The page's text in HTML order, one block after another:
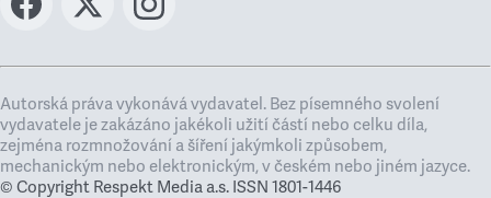
Autorská práva vykonává vydavatel. Bez písemného svolení
vydavatele je zakázáno jakékoli užití částí nebo celku díla,
zejména rozmnožování a šíření jakýmkoli způsobem,
mechanickým nebo elektronickým, v českém nebo jiném jazyce.
© Copyright Respekt Media a.s. ISSN 1801-1446